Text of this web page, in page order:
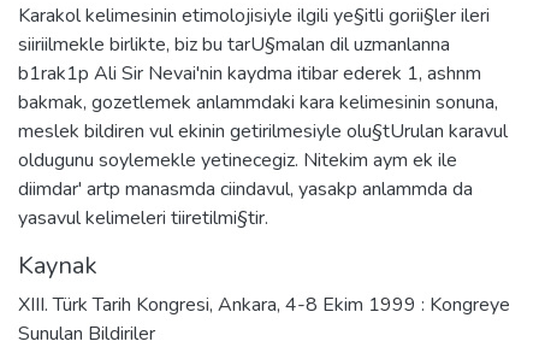
Karakol kelimesinin etimolojisiyle ilgili ye§itli gorii§ler ileri
siiriilmekle birlikte, biz bu tarU§malan dil uzmanlanna
b1rak1p Ali Sir Nevai'nin kaydma itibar ederek 1, ashnm
bakmak, gozetlemek anlammdaki kara kelimesinin sonuna,
meslek bildiren vul ekinin getirilmesiyle olu§tUrulan karavul
oldugunu soylemekle yetinecegiz. Nitekim aym ek ile
diimdar' artp manasmda ciindavul, yasakp anlammda da
yasavul kelimeleri tiiretilmi§tir.
Kaynak
XIII. Türk Tarih Kongresi, Ankara, 4-8 Ekim 1999 : Kongreye
Sunulan Bildiriler